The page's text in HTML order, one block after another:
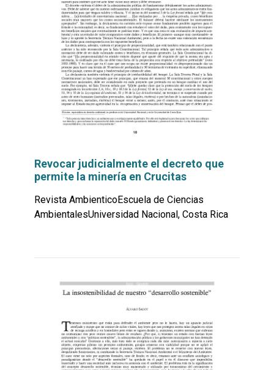
Revocar judicialmente el decreto que
permite la minería en Crucitas
Revista AmbienticoEscuela de Ciencias
AmbientalesUniversidad Nacional, Costa Rica